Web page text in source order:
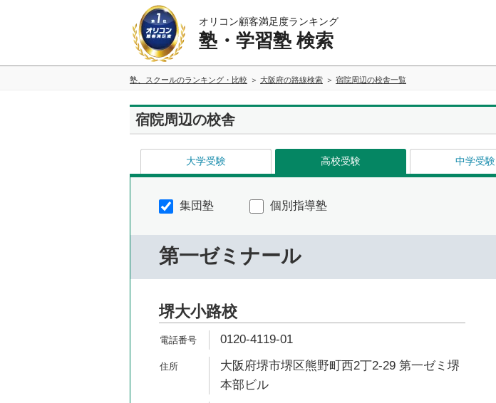
オリコン顧客満足度ランキング
塾・学習塾 検索
塾、スクールのランキング・比較 大阪府の路線検索 宿院周辺の校舎一覧
宿院周辺の校舎
大学受験 高校受験 中学受験
集団塾 個別指導塾
第一ゼミナール
堺大小路校
0120-4119-01
大阪府堺市堺区熊野町西2丁2-29 第一ゼミ堺
本部ビル